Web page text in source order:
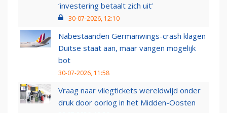
‘investering betaalt zich uit’
30-07-2026, 12:10
Nabestaanden Germanwings-crash klagen
Duitse staat aan, maar vangen mogelijk
bot
30-07-2026, 11:58
Vraag naar vliegtickets wereldwijd onder
druk door oorlog in het Midden-Oosten